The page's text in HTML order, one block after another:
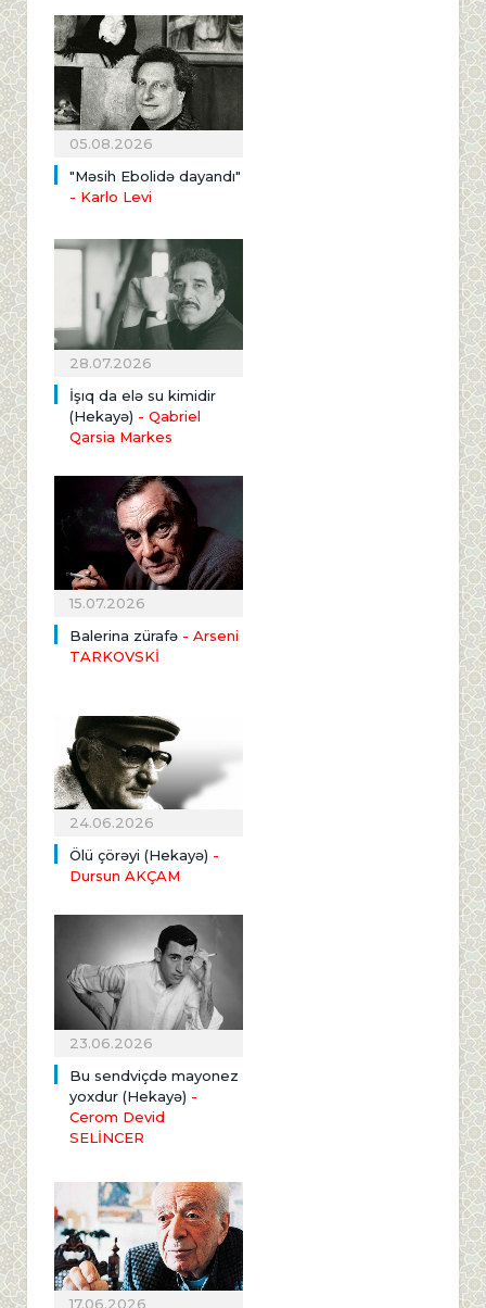
05.08.2026
"Məsih Ebolidə dayandı"
- Karlo Levi
28.07.2026
İşıq da elə su kimidir
(Hekayə) - Qabriel
Qarsia Markes
15.07.2026
Balerina zürafə - Arseni
TARKOVSKİ
24.06.2026
Ölü çörəyi (Hekayə) -
Dursun AKÇAM
23.06.2026
Bu sendviçdə mayonez
yoxdur (Hekayə) -
Cerom Devid
SELİNCER
17.06.2026